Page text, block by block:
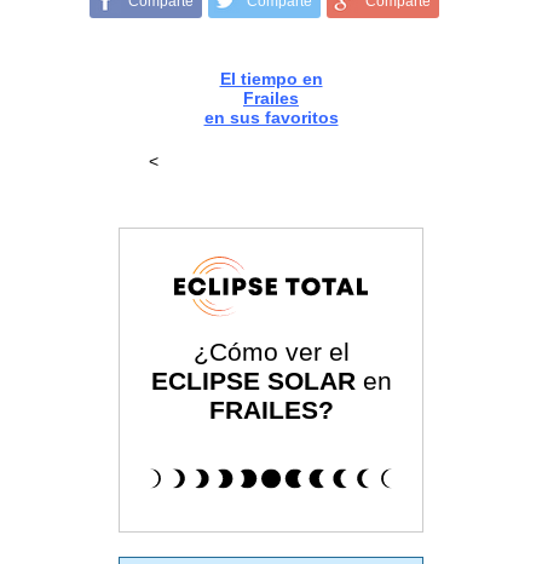
El tiempo en
Frailes
en sus favoritos
<
¿Cómo ver el
ECLIPSE SOLAR en
FRAILES?